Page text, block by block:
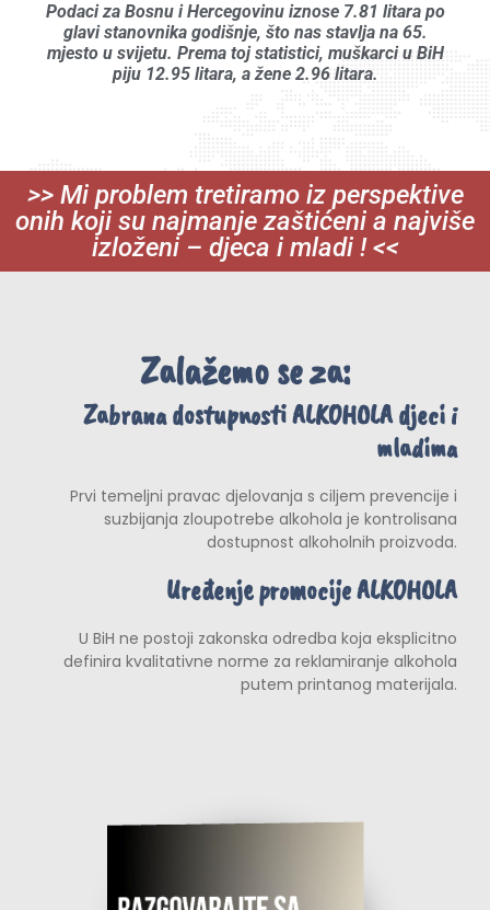
Podaci za Bosnu i Hercegovinu iznose 7.81 litara po
glavi stanovnika godišnje, što nas stavlja na 65.
mjesto u svijetu. Prema toj statistici, muškarci u BiH
piju 12.95 litara, a žene 2.96 litara.
>> Mi problem tretiramo iz perspektive
onih koji su najmanje zaštićeni a najviše
izloženi – djeca i mladi ! <<
Zalažemo se za:
Zabrana dostupnosti ALKOHOLA djeci i
mladima
Prvi temeljni pravac djelovanja s ciljem prevencije i
suzbijanja zloupotrebe alkohola je kontrolisana
dostupnost alkoholnih proizvoda.
Uređenje promocije ALKOHOLA
U BiH ne postoji zakonska odredba koja eksplicitno
definira kvalitativne norme za reklamiranje alkohola
putem printanog materijala.